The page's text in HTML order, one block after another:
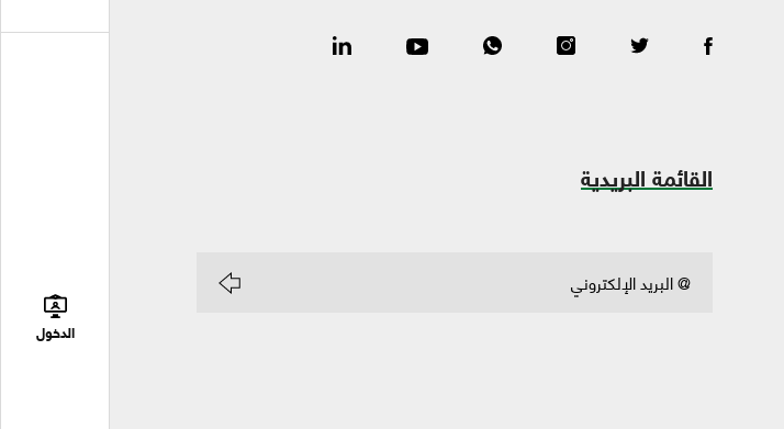
الدخول
القائمة البريدية